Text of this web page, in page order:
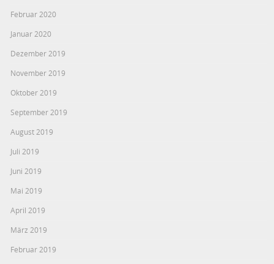
Februar 2020
Januar 2020
Dezember 2019
November 2019
Oktober 2019
September 2019
August 2019
Juli 2019
Juni 2019
Mai 2019
April 2019
März 2019
Februar 2019